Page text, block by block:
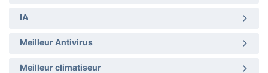
IA
Meilleur Antivirus
Meilleur climatiseur